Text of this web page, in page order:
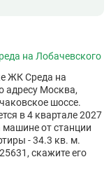
на Лобачевского
ЖК Среда на
адресу Москва,
шоссе.
в 4 квартале 2027
машине от станции
- 34.3 кв. м.
скажите его